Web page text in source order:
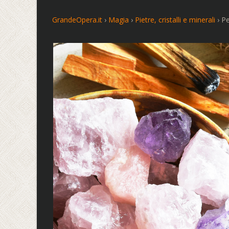
GrandeOpera.it › Magia › Pietre, cristalli e minerali ›